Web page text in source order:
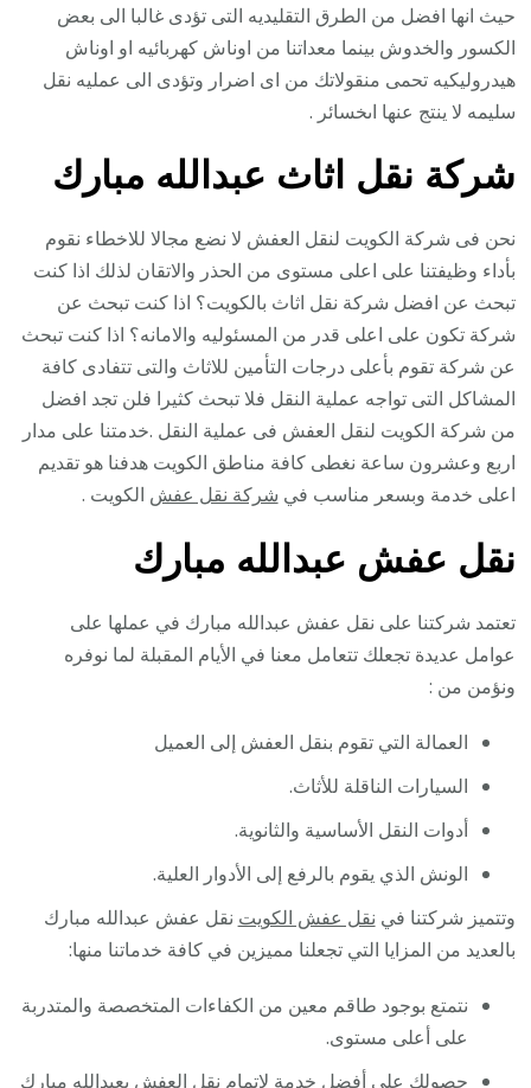
حيث انها افضل من الطرق التقليديه التى تؤدى غالبا الى بعض
الكسور والخدوش بينما معداتنا من اوناش كهربائيه او اوناش
هيدروليكيه تحمى منقولاتك من اى اضرار وتؤدى الى عمليه نقل
سليمه لا ينتج عنها اىخسائر .
شركة نقل اثاث عبدالله مبارك
نحن فى شركة الكويت لنقل العفش لا نضع مجالا للاخطاء نقوم
بأداء وظيفتنا على اعلى مستوى من الحذر والاتقان لذلك اذا كنت
تبحث عن افضل شركة نقل اثاث بالكويت؟ اذا كنت تبحث عن
شركة تكون على اعلى قدر من المسئوليه والامانه؟ اذا كنت تبحث
عن شركة تقوم بأعلى درجات التأمين للاثاث والتى تتفادى كافة
المشاكل التى تواجه عملية النقل فلا تبحث كثيرا فلن تجد افضل
من شركة الكويت لنقل العفش فى عملية النقل .خدمتنا على مدار
اربع وعشرون ساعة نغطى كافة مناطق الكويت هدفنا هو تقديم
اعلى خدمة وبسعر مناسب في شركة نقل عفش الكويت .
نقل عفش عبدالله مبارك
تعتمد شركتنا على نقل عفش عبدالله مبارك في عملها على
عوامل عديدة تجعلك تتعامل معنا في الأيام المقبلة لما نوفره
ونؤمن من :
العمالة التي تقوم بنقل العفش إلى العميل
السيارات الناقلة للأثاث.
أدوات النقل الأساسية والثانوية.
الونش الذي يقوم بالرفع إلى الأدوار العلية.
وتتميز شركتنا في نقل عفش الكويت نقل عفش عبدالله مبارك
بالعديد من المزايا التي تجعلنا مميزين في كافة خدماتنا منها:
نتمتع بوجود طاقم معين من الكفاءات المتخصصة والمتدربة
على أعلى مستوى.
حصولك على أفضل خدمة لإتمام نقل العفش بعبدالله مبارك